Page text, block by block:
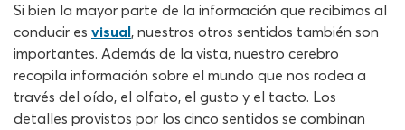
Si bien la mayor parte de la información que recibimos al
conducir es visual, nuestros otros sentidos también son
importantes. Además de la vista, nuestro cerebro
recopila información sobre el mundo que nos rodea a
través del oído, el olfato, el gusto y el tacto. Los
detalles provistos por los cinco sentidos se combinan